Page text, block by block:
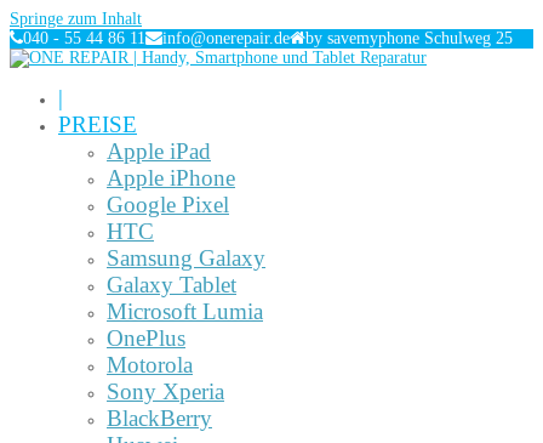
Springe zum Inhalt
040 - 55 44 86 11
info@onerepair.de by savemyphone Schulweg 25
|
PREISE
Apple iPad
Apple iPhone
Google Pixel
HTC
Samsung Galaxy
Galaxy Tablet
Microsoft Lumia
OnePlus
Motorola
Sony Xperia
BlackBerry